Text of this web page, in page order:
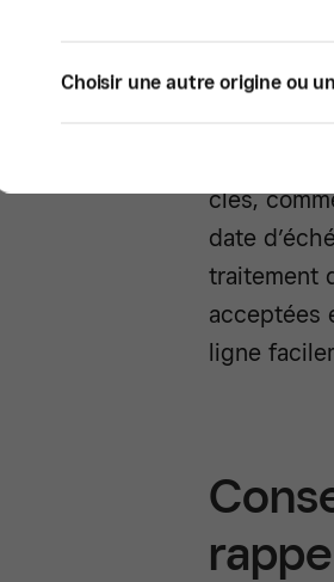
note
aider à
plus
Un
clés,
date
traitement
acceptées
ligne
Choisir une autre origine ou